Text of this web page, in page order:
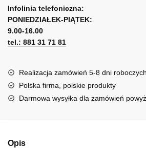
-
Turkusowe
gałęzie
Infolinia telefoniczna:
PONIEDZIAŁEK-PIĄTEK:
9.00-16.00
tel.: 881 31 71 81
Realizacja zamówień 5-8 dni roboczych
Polska firma, polskie produkty
Darmowa wysyłka dla zamówień
Opis